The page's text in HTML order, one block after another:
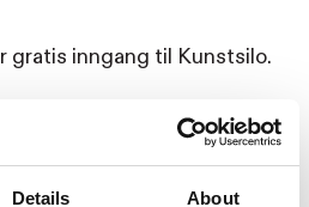
Details About
gratis inngang til Kunstsilo.
fra kl. 17.00-20.30 er
Her kan du bare henge